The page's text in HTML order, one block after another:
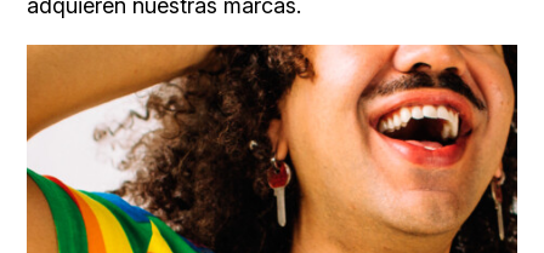
adquieren nuestras marcas.